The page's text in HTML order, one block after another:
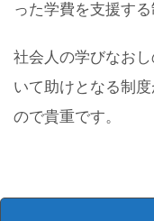
った学費を支援す
社会人の学びなお
いて助けとなる制
ので貴重です。